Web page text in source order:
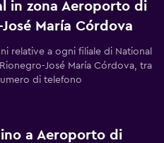
in zona Aeroporto di
María Córdova
relative a ogni filiale di National
José María Córdova, tra
di telefono
a Aeroporto di